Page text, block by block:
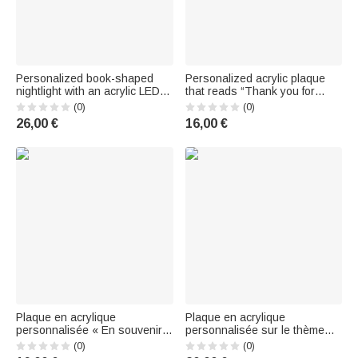
Personalized book-shaped
nightlight with an acrylic LED
plaque displaying the first and
last name, and a wooden base
– Desk decoration – Thank-
(0)
26,00 €
Personalized acrylic plaque
that reads “Thank you for
helping me grow” with a
sunflower design and name –
Thank-you gift for Teachers'
(0)
16,00 €
Plaque en acrylique
personnalisée « En souvenir
affectueux », style minimaliste,
avec nom, photo et socle –
(0)
Plaque en acrylique
personnalisée sur le thème
d'un livre, avec motif de
pomme et de cœur,
(0)